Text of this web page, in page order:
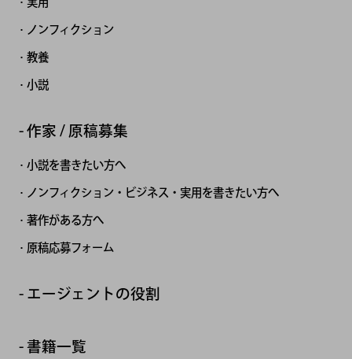
ノンフィクション
教養
小説
作家 / 原稿募集
小説を書きたい方へ
ノンフィクション・ビジネス・実用を書きたい方へ
著作がある方へ
原稿応募フォーム
エージェントの役割
書籍一覧